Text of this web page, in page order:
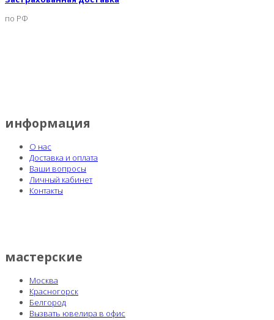
по РФ
информация
О нас
Доставка и оплата
Ваши вопросы
Личный кабинет
Контакты
мастерские
Москва
Красногорск
Белгород
Вызвать ювелира в офис